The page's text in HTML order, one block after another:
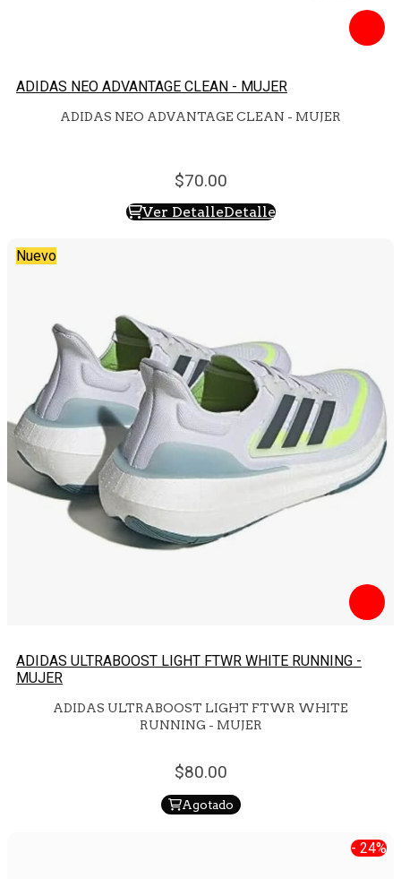
ADIDAS NEO ADVANTAGE CLEAN - MUJER
ADIDAS NEO ADVANTAGE CLEAN - MUJER
70.00
Ver DetalleDetalle
Nuevo
ADIDAS ULTRABOOST LIGHT FTWR WHITE RUNNING -
MUJER
ADIDAS ULTRABOOST LIGHT FTWR WHITE
RUNNING - MUJER
80.00
Agotado
- 24%